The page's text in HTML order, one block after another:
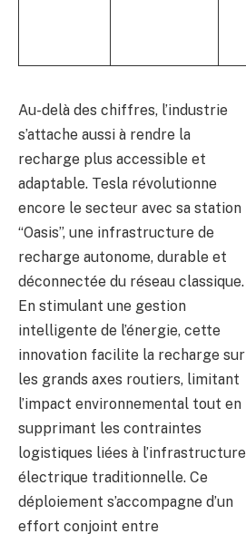
Au-delà des chiffres, l’industrie
s’attache aussi à rendre la
recharge plus accessible et
adaptable. Tesla révolutionne
encore le secteur avec sa station
“Oasis”, une infrastructure de
recharge autonome, durable et
déconnectée du réseau classique.
En stimulant une gestion
intelligente de l’énergie, cette
innovation facilite la recharge sur
les grands axes routiers, limitant
l’impact environnemental tout en
supprimant les contraintes
logistiques liées à l’infrastructure
électrique traditionnelle. Ce
déploiement s’accompagne d’un
effort conjoint entre